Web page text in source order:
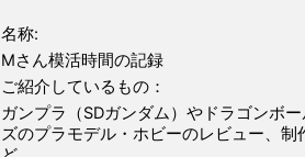
名称:
Mさん模活時間の記録
ご紹介しているもの：
ガンプラ（SDガンダム）やドラゴンボ
ズのプラモデル・ホビーのレビュー、制